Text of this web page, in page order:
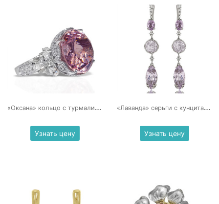
«
Оксана» кольцо с турмалином и бриллиантами
Узнать цену
«
Лаванда» серьги с кунцитами и бриллиантами
Узнать цену